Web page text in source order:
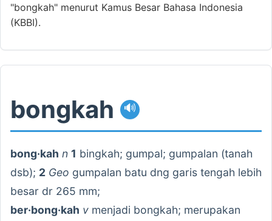
"bongkah" menurut Kamus Besar Bahasa Indonesia
(KBBI).
bongkah 🔊
bong·kah n 1 bingkah; gumpal; gumpalan (tanah
dsb); 2 Geo gumpalan batu dng garis tengah lebih
besar dr 265 mm;
ber·bong·kah v menjadi bongkah; merupakan